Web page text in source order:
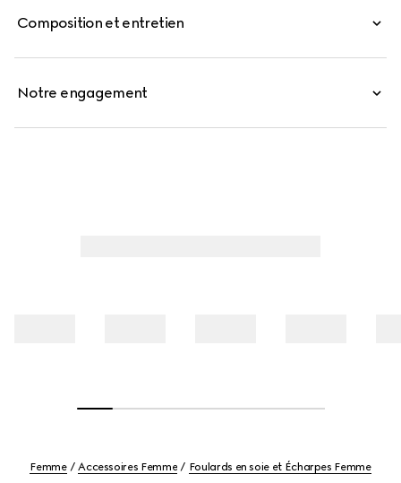
Composition et entretien
Notre engagement
Femme Accessoires Femme Foulards en soie et Écharpes Femme